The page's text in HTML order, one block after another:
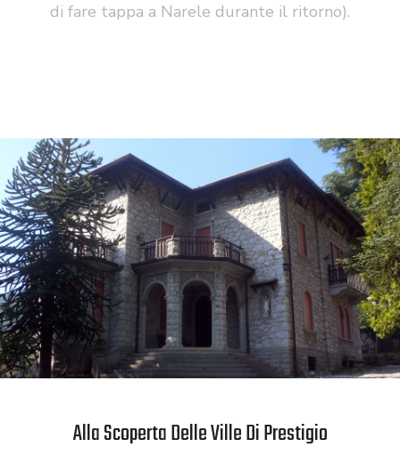
di fare tappa a Narele durante il ritorno).
Alla Scoperta Delle Ville Di Prestigio